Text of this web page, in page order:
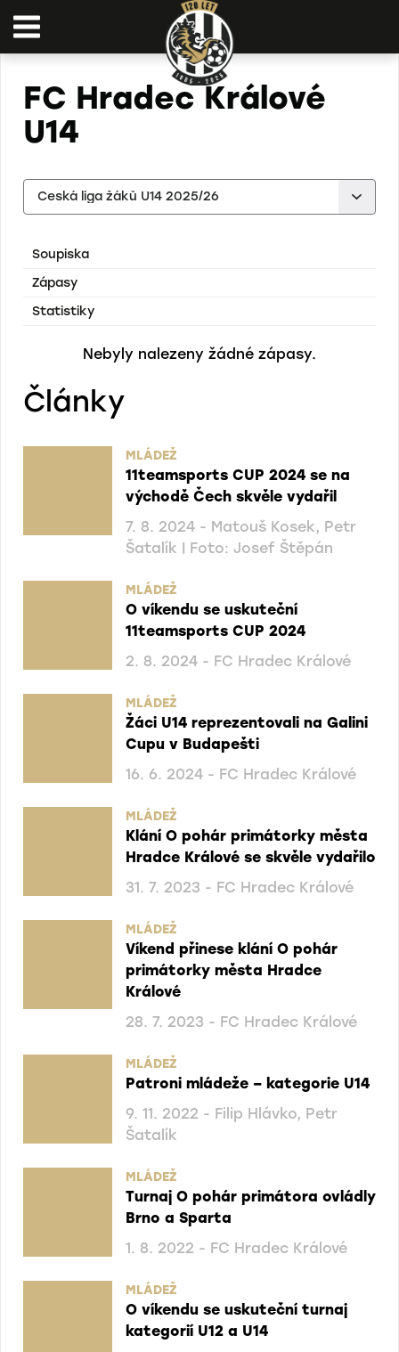
FC Hradec Králové
U14
Soupiska
Zápasy
Statistiky
Nebyly nalezeny žádné zápasy.
Články
MLÁDEŽ
11teamsports CUP 2024 se na
východě Čech skvěle vydařil
7. 8. 2024 - Matouš Kosek, Petr
Šatalík | Foto: Josef Štěpán
MLÁDEŽ
O víkendu se uskuteční
11teamsports CUP 2024
2. 8. 2024 - FC Hradec Králové
MLÁDEŽ
Žáci U14 reprezentovali na Galini
Cupu v Budapešti
16. 6. 2024 - FC Hradec Králové
MLÁDEŽ
Klání O pohár primátorky města
Hradce Králové se skvěle vydařilo
31. 7. 2023 - FC Hradec Králové
MLÁDEŽ
Víkend přinese klání O pohár
primátorky města Hradce
Králové
28. 7. 2023 - FC Hradec Králové
MLÁDEŽ
Patroni mládeže – kategorie U14
9. 11. 2022 - Filip Hlávko, Petr
Šatalík
MLÁDEŽ
Turnaj O pohár primátora ovládly
Brno a Sparta
1. 8. 2022 - FC Hradec Králové
MLÁDEŽ
O víkendu se uskuteční turnaj
kategorií U12 a U14